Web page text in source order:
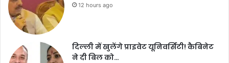
12 hours ago
दिल्ली में खुलेंगे प्राइवेट यूनिवर्सिटी! कैबिनेट
ने दी बिल को…